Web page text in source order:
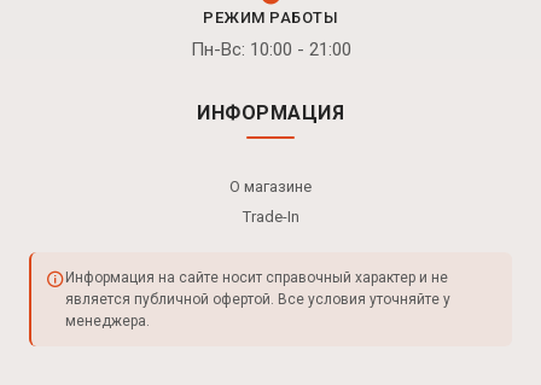
РЕЖИМ РАБОТЫ
Пн-Вс: 10:00 - 21:00
ИНФОРМАЦИЯ
О магазине
Trade-In
Информация на сайте носит справочный характер и не
является публичной офертой. Все условия уточняйте у
менеджера.